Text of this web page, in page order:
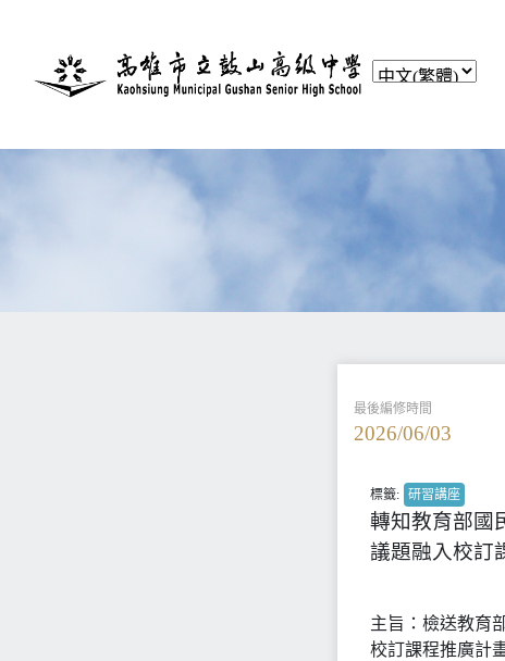
最後編修時間
2026/06/03
標籤: 研習講座
轉知教育部國
議題融入校訂
主旨：檢送教育
校訂課程推廣計